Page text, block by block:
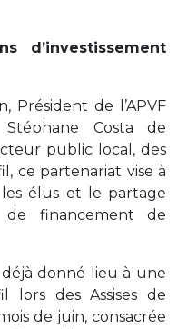
d’investissement
Président de l’APVF
Costa de
public local, des
ce partenariat vise à
élus et le partage
de financement de
donné lieu à une
lors des Assises de
de juin, consacrée